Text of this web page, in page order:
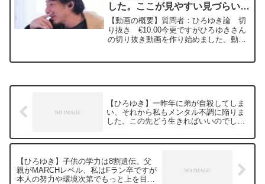
した。ここが見やすい見づらいや
こういう話題についてみてみたい
等意見が欲しいです。ー ひろゆ
き切り抜き 20250312
【動画の概要】質問者：ひろゆき論 切
り抜き €10.00今更ですがひろゆきさん
の切り抜き動画を作り始めました。動画
【ひろゆき】一昨年に弟が自殺してしま
い、それから私もメンタル不調に陥りま
した。この先どう生きればいいのでしょ
【ひろゆき】子供の学力は8割遺伝。父
親がMARCHレベル、私はFラン卒ですが
本人の努力や環境次第でもっと上を目指